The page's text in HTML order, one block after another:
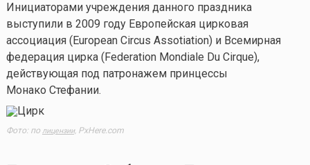
Инициаторами учреждения данного праздника
выступили в 2009 году Европейская цирковая
ассоциация (European Circus Assotiation) и Всемирная
федерация цирка (Federation Mondiale Du Cirque),
действующая под патронажем принцессы
Монако Стефании.
Фото: по лицензии,PxHere.com